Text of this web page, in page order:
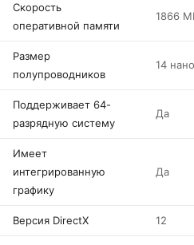
Скорость
оперативной памяти
1866
Размер
полупроводников
14
Поддерживает 64-
разрядную систему
Да
Имеет
интегрированную
графику
Да
Версия DirectX 12